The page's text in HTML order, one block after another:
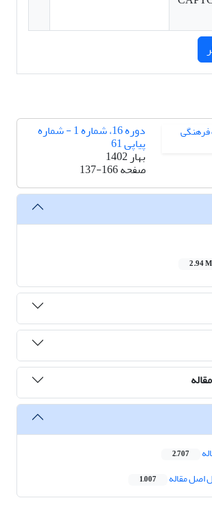
دوره 16، شماره 1 - شماره
پیاپی 61
بهار 1402
صفحه137-166
2.94 M
2,707
اصل مقاله 1,007